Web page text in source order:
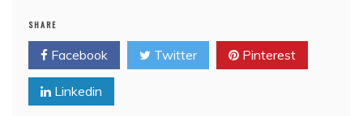
SHARE
Facebook Twitter Pinterest
Linkedin